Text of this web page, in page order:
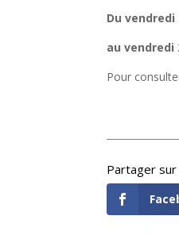
Du vendredi
au vendredi
Pour